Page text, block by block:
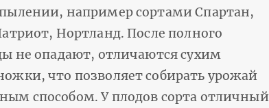
например сортами Спартан,
Нортланд. После полного
не опадают, отличаются сухим
что позволяет собирать урожай
способом. У плодов сорта отличный